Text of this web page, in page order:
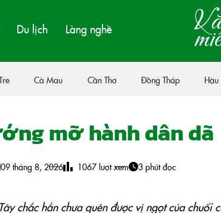
Du lịch Làng nghề
Cà Mau Cần Thơ Đồng Tháp
mỡ hành dân dã
09 tháng 8, 2026 1067 lượt xem 3 phút đọc
chắc hẳn chưa quên được vị ngọt của chuối